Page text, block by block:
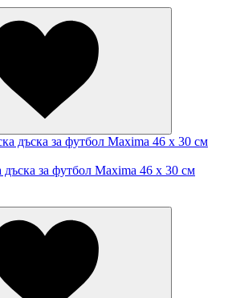
дъска за футбол Maxima 46 х 30 см